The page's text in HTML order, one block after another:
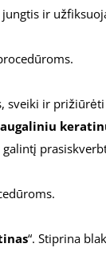
ir
sveiki ir
“. Stiprina